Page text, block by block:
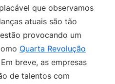
que observamos
atuais são tão
provocando um
Quarta Revolução
breve, as empresas
de talentos com